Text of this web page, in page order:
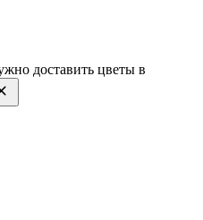
доставить цветы в